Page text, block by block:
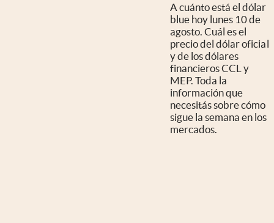
A cuánto está el dólar
blue hoy lunes 10 de
agosto. Cuál es el
precio del dólar oficial
y de los dólares
financieros CCL y
MEP. Toda la
información que
necesitás sobre cómo
sigue la semana en los
mercados.